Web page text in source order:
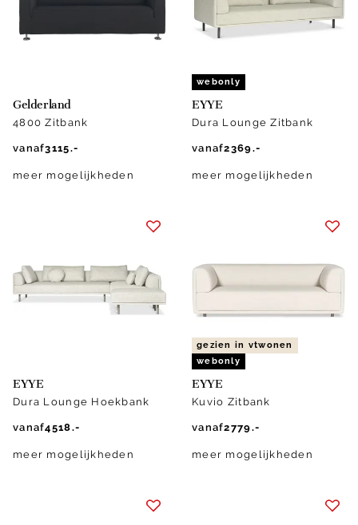
Gelderland
4800 Zitbank
vanaf3115.-
meer mogelijkheden
webonly
EYYE
Dura Lounge Zitbank
vanaf2369.-
meer mogelijkheden
EYYE
Dura Lounge Hoekbank
vanaf4518.-
meer mogelijkheden
gezien in vtwonen
webonly
EYYE
Kuvio Zitbank
vanaf2779.-
meer mogelijkheden